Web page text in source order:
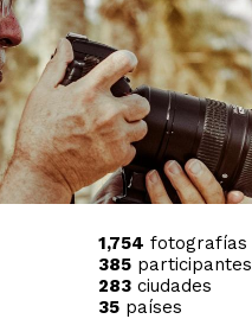
1,754 fotografías
385participantes
283ciudades
35países